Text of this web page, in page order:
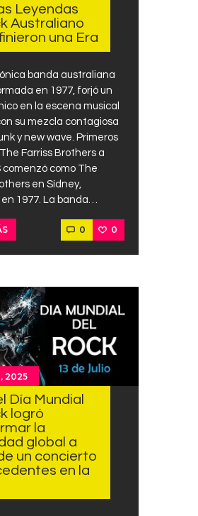
Leyendas
Australiano
una Era
banda australiana
en 1977, forjó un
en la escena musical
su mezcla contagiosa
y new wave. Primeros
Farriss Brothers a
comenzó como The
en Sídney,
1977. La banda…
0 0
2025
Día Mundial
logró
la
global a
un concierto
en la